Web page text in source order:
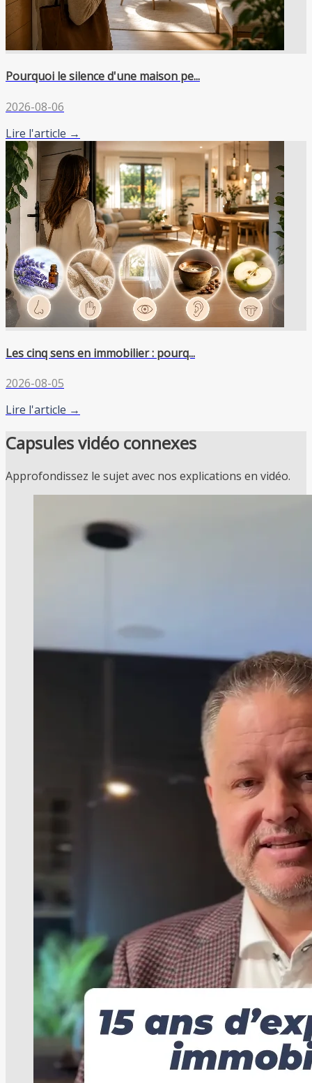
Pourquoi le silence d'une maison pe...
2026-08-06
Lire l'article →
Les cinq sens en immobilier : pourq...
2026-08-05
Lire l'article →
Capsules vidéo connexes
Approfondissez le sujet avec nos explications en vidéo.